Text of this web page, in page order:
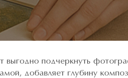
выгодно подчеркнуть
добавляет глубину